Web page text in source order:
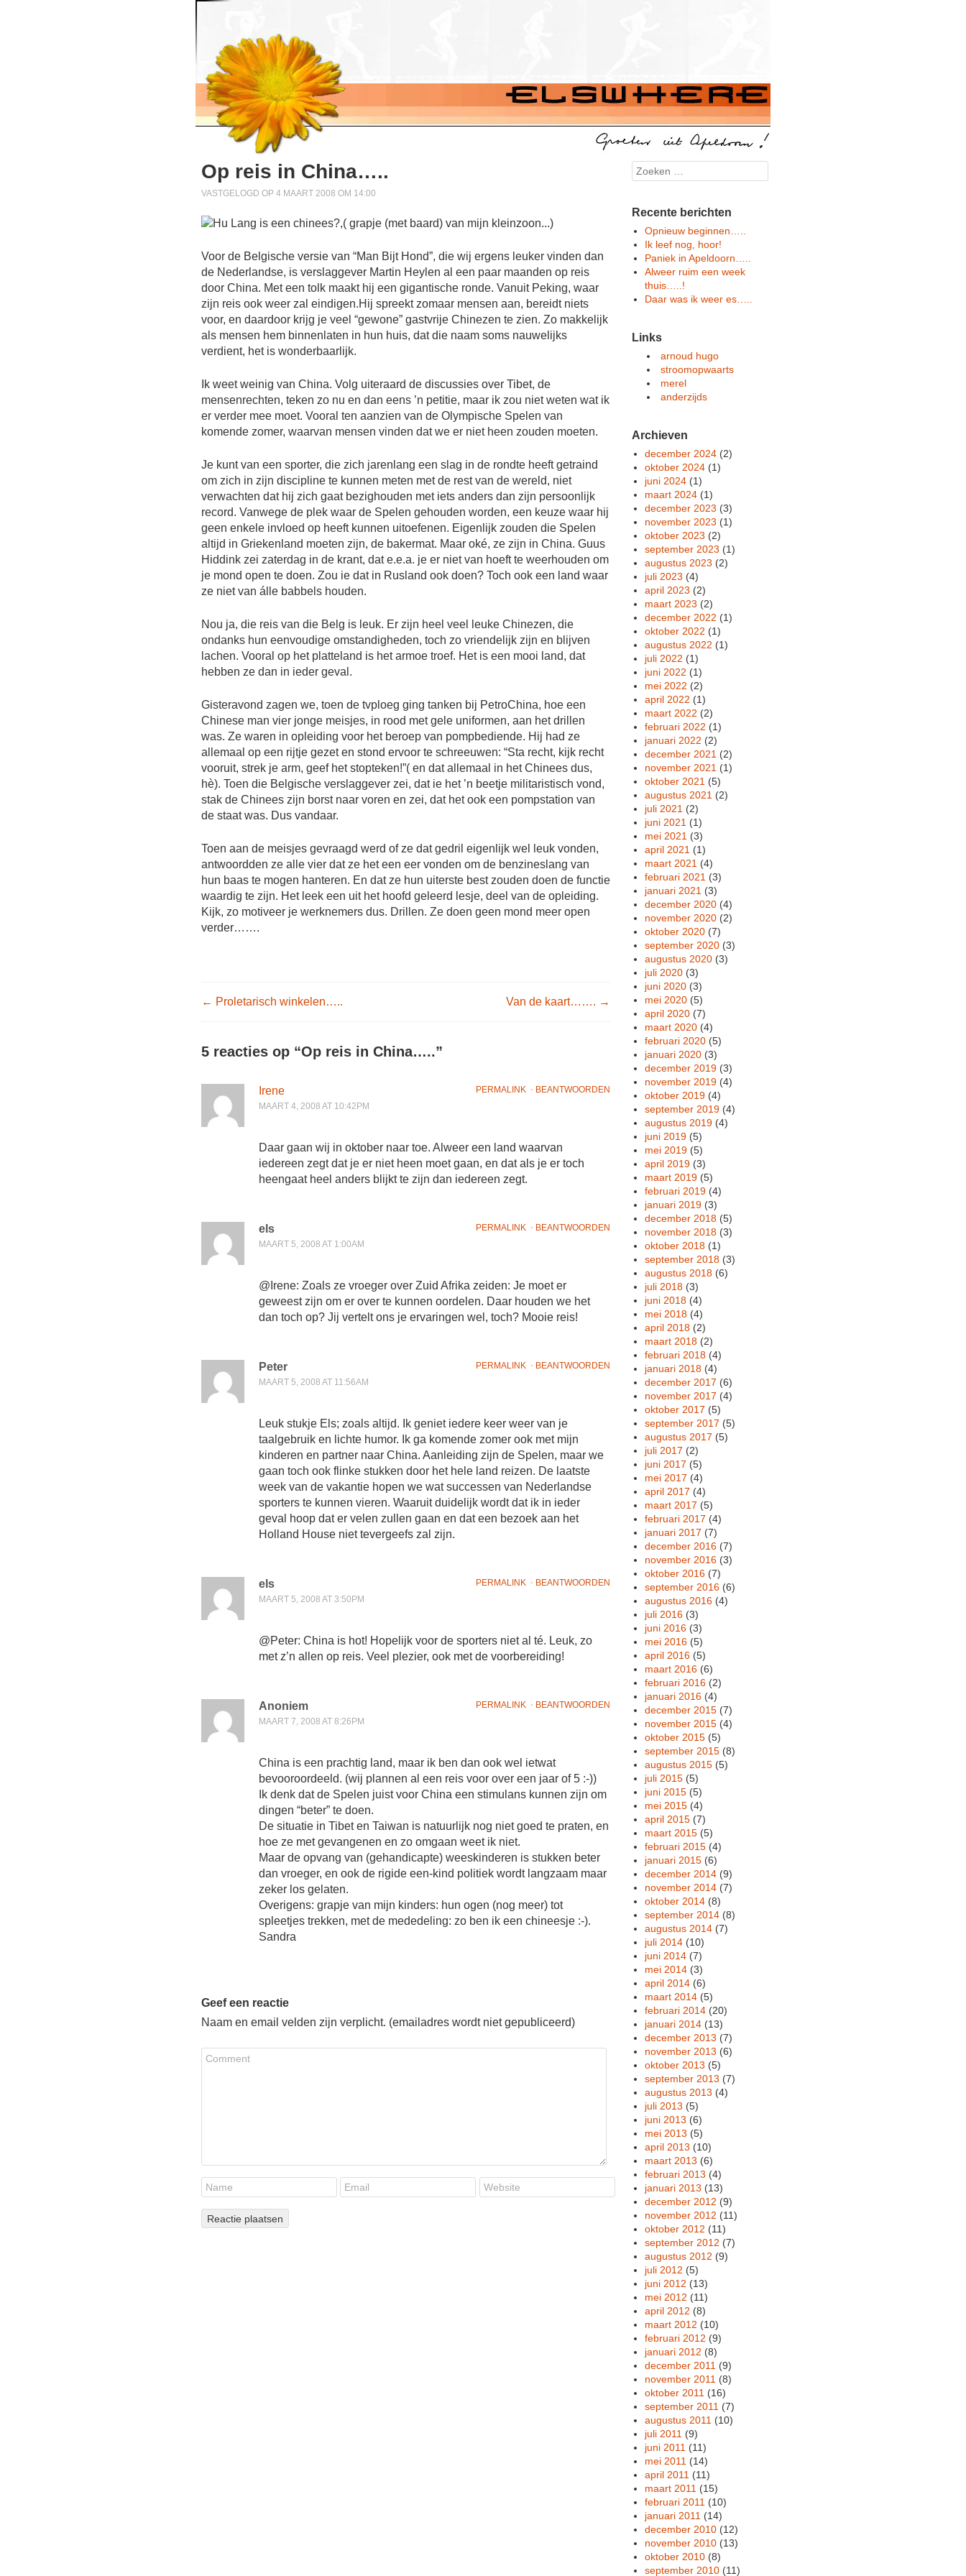
Op reis in China…..
VASTGELOGD OP 4 MAART 2008 OM 14:00
Voor de Belgische versie van “Man Bijt Hond”, die wij ergens leuker vinden dan
de Nederlandse, is verslaggever Martin Heylen al een paar maanden op reis
door China. Met een tolk maakt hij een gigantische ronde. Vanuit Peking, waar
zijn reis ook weer zal eindigen.Hij spreekt zomaar mensen aan, bereidt niets
voor, en daardoor krijg je veel “gewone” gastvrije Chinezen te zien. Zo makkelijk
als mensen hem binnenlaten in hun huis, dat die naam soms nauwelijks
verdient, het is wonderbaarlijk.
Ik weet weinig van China. Volg uiteraard de discussies over Tibet, de
mensenrechten, teken zo nu en dan eens ’n petitie, maar ik zou niet weten wat ik
er verder mee moet. Vooral ten aanzien van de Olympische Spelen van
komende zomer, waarvan mensen vinden dat we er niet heen zouden moeten.
Je kunt van een sporter, die zich jarenlang een slag in de rondte heeft getraind
om zich in zijn discipline te kunnen meten met de rest van de wereld, niet
verwachten dat hij zich gaat bezighouden met iets anders dan zijn persoonlijk
record. Vanwege de plek waar de Spelen gehouden worden, een keuze waar hij
geen enkele invloed op heeft kunnen uitoefenen. Eigenlijk zouden die Spelen
altijd in Griekenland moeten zijn, de bakermat. Maar oké, ze zijn in China. Guus
Hiddink zei zaterdag in de krant, dat e.e.a. je er niet van hoeft te weerhouden om
je mond open te doen. Zou ie dat in Rusland ook doen? Toch ook een land waar
ze niet van álle babbels houden.
Nou ja, die reis van die Belg is leuk. Er zijn heel veel leuke Chinezen, die
ondanks hun eenvoudige omstandigheden, toch zo vriendelijk zijn en blijven
lachen. Vooral op het platteland is het armoe troef. Het is een mooi land, dat
hebben ze dan in ieder geval.
Gisteravond zagen we, toen de tvploeg ging tanken bij PetroChina, hoe een
Chinese man vier jonge meisjes, in rood met gele uniformen, aan het drillen
was. Ze waren in opleiding voor het beroep van pompbediende. Hij had ze
allemaal op een rijtje gezet en stond ervoor te schreeuwen: “Sta recht, kijk recht
vooruit, strek je arm, geef het stopteken!”( en dat allemaal in het Chinees dus,
hè). Toen die Belgische verslaggever zei, dat ie het ’n beetje militaristisch vond,
stak de Chinees zijn borst naar voren en zei, dat het ook een pompstation van
de staat was. Dus vandaar.
Toen aan de meisjes gevraagd werd of ze dat gedril eigenlijk wel leuk vonden,
antwoordden ze alle vier dat ze het een eer vonden om de benzineslang van
hun baas te mogen hanteren. En dat ze hun uiterste best zouden doen de functie
waardig te zijn. Het leek een uit het hoofd geleerd lesje, deel van de opleiding.
Kijk, zo motiveer je werknemers dus. Drillen. Ze doen geen mond meer open
verder…….
Post navigation
← Proletarisch winkelen….. Van de kaart……. →
5 reacties op “Op reis in China…..”
PERMALINK ⋅ BEANTWOORDEN
Irene
MAART 4, 2008 AT 10:42PM
Daar gaan wij in oktober naar toe. Alweer een land waarvan
iedereen zegt dat je er niet heen moet gaan, en dat als je er toch
heengaat heel anders blijkt te zijn dan iedereen zegt.
PERMALINK ⋅ BEANTWOORDEN
els
MAART 5, 2008 AT 1:00AM
@Irene: Zoals ze vroeger over Zuid Afrika zeiden: Je moet er
geweest zijn om er over te kunnen oordelen. Daar houden we het
dan toch op? Jij vertelt ons je ervaringen wel, toch? Mooie reis!
PERMALINK ⋅ BEANTWOORDEN
Peter
MAART 5, 2008 AT 11:56AM
Leuk stukje Els; zoals altijd. Ik geniet iedere keer weer van je
taalgebruik en lichte humor. Ik ga komende zomer ook met mijn
kinderen en partner naar China. Aanleiding zijn de Spelen, maar we
gaan toch ook flinke stukken door het hele land reizen. De laatste
week van de vakantie hopen we wat successen van Nederlandse
sporters te kunnen vieren. Waaruit duidelijk wordt dat ik in ieder
geval hoop dat er velen zullen gaan en dat een bezoek aan het
Holland House niet tevergeefs zal zijn.
PERMALINK ⋅ BEANTWOORDEN
els
MAART 5, 2008 AT 3:50PM
@Peter: China is hot! Hopelijk voor de sporters niet al té. Leuk, zo
met z’n allen op reis. Veel plezier, ook met de voorbereiding!
PERMALINK ⋅ BEANTWOORDEN
Anoniem
MAART 7, 2008 AT 8:26PM
China is een prachtig land, maar ik ben dan ook wel ietwat
bevooroordeeld. (wij plannen al een reis voor over een jaar of 5 :-))
Ik denk dat de Spelen juist voor China een stimulans kunnen zijn om
dingen “beter” te doen.
De situatie in Tibet en Taiwan is natuurlijk nog niet goed te praten, en
hoe ze met gevangenen en zo omgaan weet ik niet.
Maar de opvang van (gehandicapte) weeskinderen is stukken beter
dan vroeger, en ook de rigide een-kind politiek wordt langzaam maar
zeker los gelaten.
Overigens: grapje van mijn kinders: hun ogen (nog meer) tot
spleetjes trekken, met de mededeling: zo ben ik een chineesje :-).
Sandra
Geef een reactie
Naam en email velden zijn verplicht. (emailadres wordt niet gepubliceerd)
Search
Recente berichten
Opnieuw beginnen…..
Ik leef nog, hoor!
Paniek in Apeldoorn…..
Alweer ruim een week
thuis…..!
Daar was ik weer es…..
Links
arnoud hugo
stroomopwaarts
merel
anderzijds
Archieven
december 2024 (2)
oktober 2024 (1)
juni 2024 (1)
maart 2024 (1)
december 2023 (3)
november 2023 (1)
oktober 2023 (2)
september 2023 (1)
augustus 2023 (2)
juli 2023 (4)
april 2023 (2)
maart 2023 (2)
december 2022 (1)
oktober 2022 (1)
augustus 2022 (1)
juli 2022 (1)
juni 2022 (1)
mei 2022 (2)
april 2022 (1)
maart 2022 (2)
februari 2022 (1)
januari 2022 (2)
december 2021 (2)
november 2021 (1)
oktober 2021 (5)
augustus 2021 (2)
juli 2021 (2)
juni 2021 (1)
mei 2021 (3)
april 2021 (1)
maart 2021 (4)
februari 2021 (3)
januari 2021 (3)
december 2020 (4)
november 2020 (2)
oktober 2020 (7)
september 2020 (3)
augustus 2020 (3)
juli 2020 (3)
juni 2020 (3)
mei 2020 (5)
april 2020 (7)
maart 2020 (4)
februari 2020 (5)
januari 2020 (3)
december 2019 (3)
november 2019 (4)
oktober 2019 (4)
september 2019 (4)
augustus 2019 (4)
juni 2019 (5)
mei 2019 (5)
april 2019 (3)
maart 2019 (5)
februari 2019 (4)
januari 2019 (3)
december 2018 (5)
november 2018 (3)
oktober 2018 (1)
september 2018 (3)
augustus 2018 (6)
juli 2018 (3)
juni 2018 (4)
mei 2018 (4)
april 2018 (2)
maart 2018 (2)
februari 2018 (4)
januari 2018 (4)
december 2017 (6)
november 2017 (4)
oktober 2017 (5)
september 2017 (5)
augustus 2017 (5)
juli 2017 (2)
juni 2017 (5)
mei 2017 (4)
april 2017 (4)
maart 2017 (5)
februari 2017 (4)
januari 2017 (7)
december 2016 (7)
november 2016 (3)
oktober 2016 (7)
september 2016 (6)
augustus 2016 (4)
juli 2016 (3)
juni 2016 (3)
mei 2016 (5)
april 2016 (5)
maart 2016 (6)
februari 2016 (2)
januari 2016 (4)
december 2015 (7)
november 2015 (4)
oktober 2015 (5)
september 2015 (8)
augustus 2015 (5)
juli 2015 (5)
juni 2015 (5)
mei 2015 (4)
april 2015 (7)
maart 2015 (5)
februari 2015 (4)
januari 2015 (6)
december 2014 (9)
november 2014 (7)
oktober 2014 (8)
september 2014 (8)
augustus 2014 (7)
juli 2014 (10)
juni 2014 (7)
mei 2014 (3)
april 2014 (6)
maart 2014 (5)
februari 2014 (20)
januari 2014 (13)
december 2013 (7)
november 2013 (6)
oktober 2013 (5)
september 2013 (7)
augustus 2013 (4)
juli 2013 (5)
juni 2013 (6)
mei 2013 (5)
april 2013 (10)
maart 2013 (6)
februari 2013 (4)
januari 2013 (13)
december 2012 (9)
november 2012 (11)
oktober 2012 (11)
september 2012 (7)
augustus 2012 (9)
juli 2012 (5)
juni 2012 (13)
mei 2012 (11)
april 2012 (8)
maart 2012 (10)
februari 2012 (9)
januari 2012 (8)
december 2011 (9)
november 2011 (8)
oktober 2011 (16)
september 2011 (7)
augustus 2011 (10)
juli 2011 (9)
juni 2011 (11)
mei 2011 (14)
april 2011 (11)
maart 2011 (15)
februari 2011 (10)
januari 2011 (14)
december 2010 (12)
november 2010 (13)
oktober 2010 (8)
september 2010 (11)